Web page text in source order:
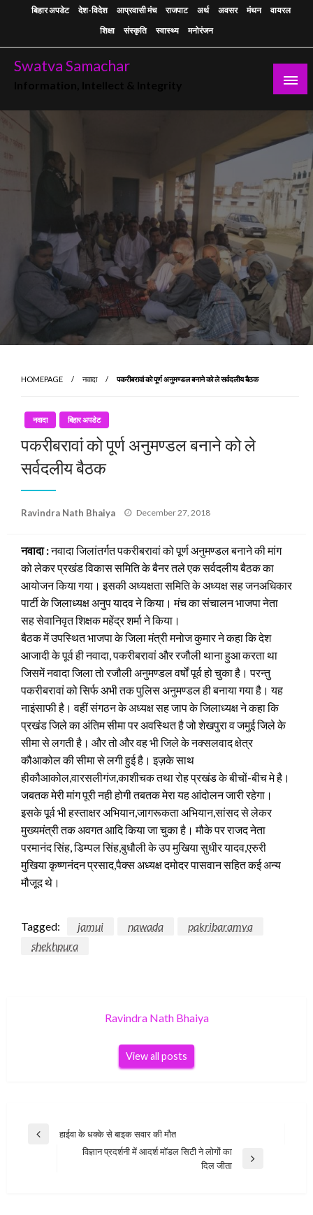
बिहार अपडेट देश-विदेश आप्रवासी मंच राजपाट अर्थ अवसर मंथन
वायरल
शिक्षा
संस्कृति स्वास्थ्य मनोरंजन
Swatva Samachar
HOMEPAGE नवादा पकरीबरावां को पूर्ण अनुमण्डल बनाने को ले सर्वदलीय बैठक
नवादा बिहार अपडेट
पकरीबरावां को पूर्ण अनुमण्डल बनाने को ले
सर्वदलीय बैठक
Ravindra Nath Bhaiya
Posted
December 27, 2018
नवादा :नवादा जिलांतर्गत पकरीबरावां को पूर्ण अनुमण्डल बनाने की मांग
को लेकर प्रखंड विकास समिति के बैनर तले एक सर्वदलीय बैठक का
आयोजन किया गया। इसकी अध्यक्षता समिति के अध्यक्ष सह जनअधिकार
पार्टी के जिलाध्यक्ष अनुप यादव ने किया। मंच का संचालन भाजपा नेता
सह सेवानिवृत शिक्षक महेंद्र शर्मा ने किया।
बैठक में उपस्थित भाजपा के जिला मंत्री मनोज कुमार ने कहा कि देश
आजादी के पूर्व ही नवादा, पकरीबरावां और रजौली थाना हुआ करता था
जिसमें नवादा जिला तो रजौली अनुमण्डल वर्षों पूर्व हो चुका है। परन्तु
पकरीबरावां को सिर्फ अभी तक पुलिस अनुमण्डल ही बनाया गया है। यह
नाइंसाफी है। वहीं संगठन के अध्यक्ष सह जाप के जिलाध्यक्ष ने कहा कि
प्रखंड जिले का अंतिम सीमा पर अवस्थित है जो शेखपुरा व जमुई जिले के
सीमा से लगती है। और तो और वह भी जिले के नक्सलवाद क्षेत्र
कौआकोल की सीमा से लगी हुई है। इज़के साथ
हीकौआकोल,वारसलीगंज,काशीचक तथा रोह प्रखंड के बीचों-बीच मे है।
जबतक मेरी मांग पूरी नही होगी तबतक मेरा यह आंदोलन जारी रहेगा।
इसके पूर्व भी हस्ताक्षर अभियान,जागरूकता अभियान,सांसद से लेकर
मुख्यमंत्री तक अवगत आदि किया जा चुका है। मौके पर राजद नेता
परमानंद सिंह, डिम्पल सिंह,बुधौली के उप मुखिया सुधीर यादव,एरुरी
मुखिया कृष्णनंदन प्रसाद,पैक्स अध्यक्ष दमोदर पासवान सहित कई अन्य
मौजूद थे।
Tagged: jamui nawada
pakribaramva
shekhpura
Ravindra Nath Bhaiya
View all posts
Post
navigation
Previous
हाईवा के धक्के से बाइक सवार की मौत
विज्ञान प्रदर्शनी में आदर्श मॉडल सिटी ने लोगों का
दिल जीता